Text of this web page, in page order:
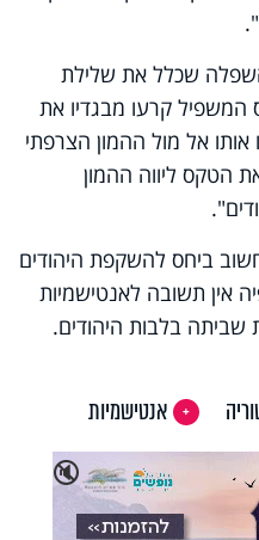
השפלה שכלל את שלילת
המשפיל קרעו מבגדיו את
אותו אל מול ההמון הצרפתי
הטקס ליווה ההמון
ביחס להשקפת היהודים
אין תשובה לאנטישמיות
בלבות היהודים.
אנטישמיות
🔇